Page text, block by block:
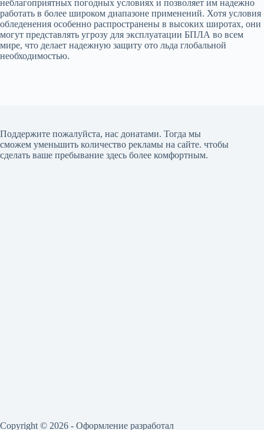
неблагоприятных погодных условиях и позволяет им надежно
работать в более широком диапазоне применений. Хотя условия
обледенения особенно распространены в высоких широтах, они
могут представлять угрозу для эксплуатации БПЛА во всем
мире, что делает надежную защиту ото льда глобальной
необходимостью.
Поддержите пожалуйста, нас донатами. Тогда мы
сможем уменьшить количество рекламы на сайте. чтобы
сделать ваше пребывание здесь более комфортным.
Copyright © 2026 - Оформление разработал